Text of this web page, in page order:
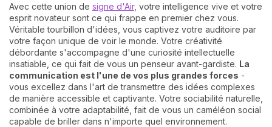
Avec cette union de signe d'Air, votre intelligence vive et votre
esprit novateur sont ce qui frappe en premier chez vous.
Véritable tourbillon d'idées, vous captivez votre auditoire par
votre façon unique de voir le monde. Votre créativité
débordante s'accompagne d'une curiosité intellectuelle
insatiable, ce qui fait de vous un penseur avant-gardiste. La
communication est l'une de vos plus grandes forces -
vous excellez dans l'art de transmettre des idées complexes
de manière accessible et captivante. Votre sociabilité naturelle,
combinée à votre adaptabilité, fait de vous un caméléon social
capable de briller dans n'importe quel environnement.